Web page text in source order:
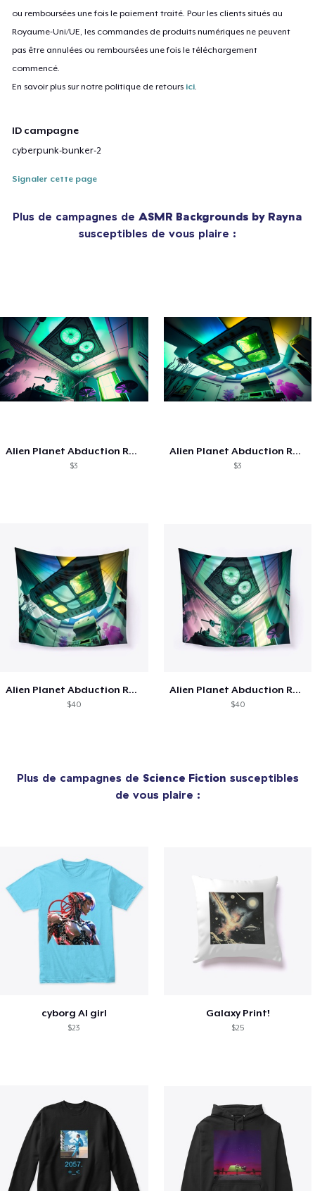
ou remboursées une fois le paiement traité. Pour les clients situés au
Royaume-Uni/UE, les commandes de produits numériques ne peuvent
pas être annulées ou remboursées une fois le téléchargement
commencé.
En savoir plus sur notre politique de retours ici
ID campagne
cyberpunk-bunker-2
Signaler cette page
Plus de campagnes de ASMR Backgrounds by Rayna
susceptibles de vous plaire :
Alien Planet Abduction Room 1 - ASMR BG
$3
Alien Planet Abduction Room 1 - ASMR BG
$3
Alien Planet Abduction Room 2 - ASMR BG
$40
Alien Planet Abduction Room 1 - ASMR BG
$40
Plus de campagnes de Science Fiction susceptibles
de vous plaire :
cyborg AI girl
$23
Galaxy Print!
$25